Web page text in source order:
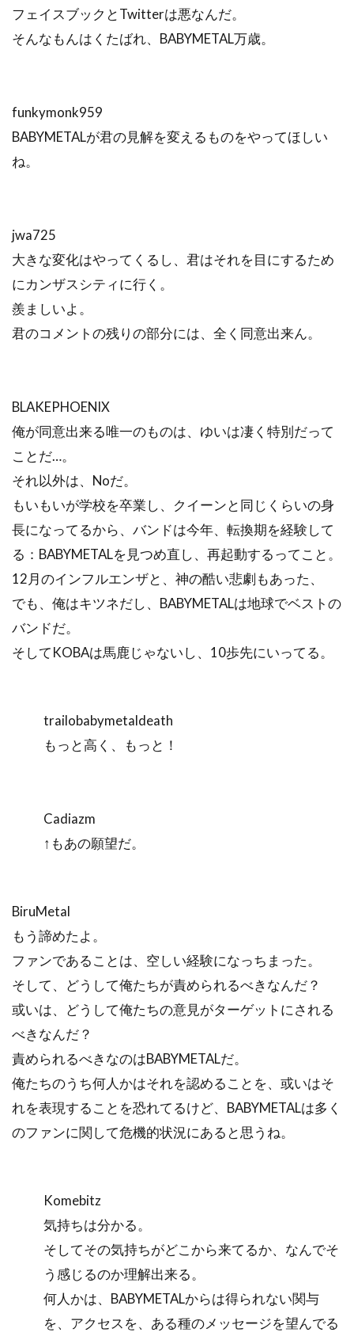
フェイスブックとTwitterは悪なんだ。
そんなもんはくたばれ、BABYMETAL万歳。
funkymonk959
BABYMETALが君の見解を変えるものをやってほしい
ね。
jwa725
大きな変化はやってくるし、君はそれを目にするため
にカンザスシティに行く。
羨ましいよ。
君のコメントの残りの部分には、全く同意出来ん。
BLAKEPHOENIX
俺が同意出来る唯一のものは、ゆいは凄く特別だって
ことだ…。
それ以外は、Noだ。
もいもいが学校を卒業し、クイーンと同じくらいの身
長になってるから、バンドは今年、転換期を経験して
る：BABYMETALを見つめ直し、再起動するってこと。
12月のインフルエンザと、神の酷い悲劇もあった、
でも、俺はキツネだし、BABYMETALは地球でベストの
バンドだ。
そしてKOBAは馬鹿じゃないし、10歩先にいってる。
trailobabymetaldeath
もっと高く、もっと！
Cadiazm
↑もあの願望だ。
BiruMetal
もう諦めたよ。
ファンであることは、空しい経験になっちまった。
そして、どうして俺たちが責められるべきなんだ？
或いは、どうして俺たちの意見がターゲットにされる
べきなんだ？
責められるべきなのはBABYMETALだ。
俺たちのうち何人かはそれを認めることを、或いはそ
れを表現することを恐れてるけど、BABYMETALは多く
のファンに関して危機的状況にあると思うね。
Komebitz
気持ちは分かる。
そしてその気持ちがどこから来てるか、なんでそ
う感じるのか理解出来る。
何人かは、BABYMETALからは得られない関与
を、アクセスを、ある種のメッセージを望んでる